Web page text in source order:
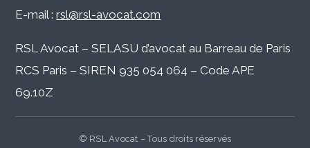
E-mail :rsl@rsl-avocat.com
RSL Avocat – SELASU d’avocat au Barreau de Paris
RCS Paris – SIREN 935 054 064 – Code APE
69.10Z
© RSL Avocat – Tous droits réservés